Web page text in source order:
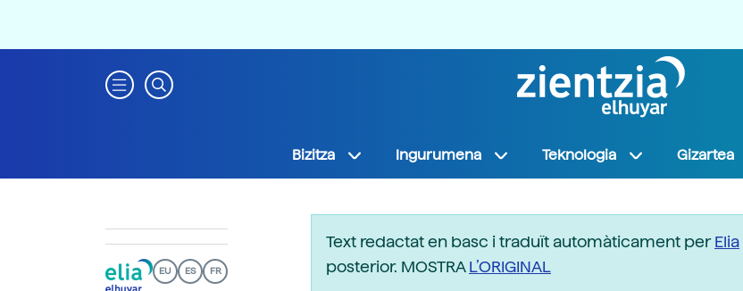
Bizitza Ingurumena Teknologia Gizartea
EU ES FR
Text redactat en basc i traduït automàticament perElia
posterior. MOSTRAL’ORIGINAL